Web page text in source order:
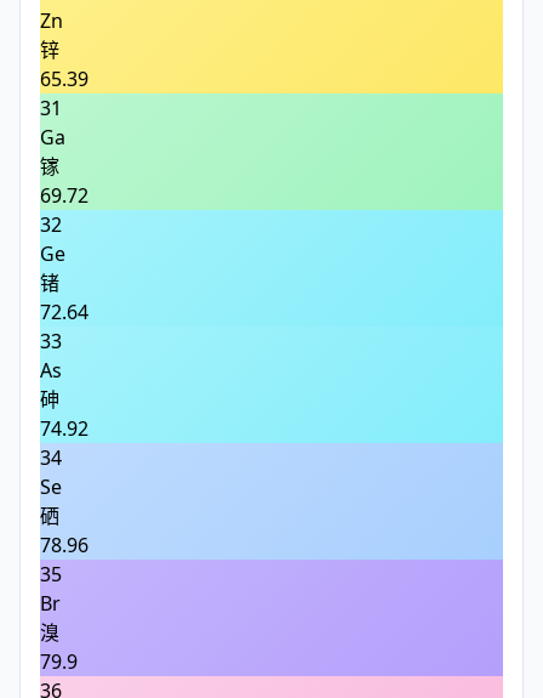
Zn
锌
65.39
31
Ga
镓
69.72
32
Ge
锗
72.64
33
As
砷
74.92
34
Se
硒
78.96
35
Br
溴
79.9
36